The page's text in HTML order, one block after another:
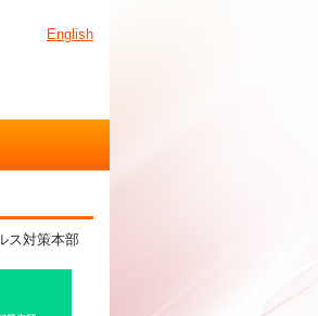
English
ス対策本部